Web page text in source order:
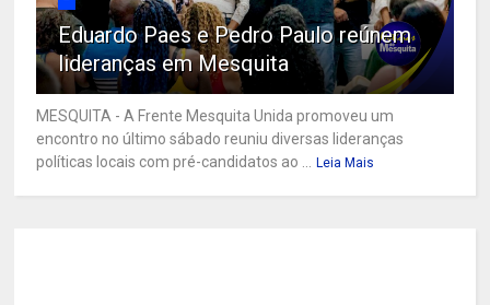
Eduardo Paes e Pedro Paulo reúnem
lideranças em Mesquita
MESQUITA - A Frente Mesquita Unida promoveu um
encontro no último sábado reuniu diversas lideranças
políticas locais com pré-candidatos ao ...
Leia Mais